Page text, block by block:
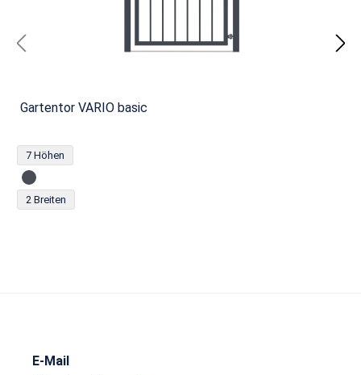
Gartentor VARIO basic
7 Höhen
2 Breiten
E-Mail